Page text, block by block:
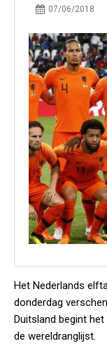
07/06/2018
Het Nederlands
donderdag
Duitsland begint
de wereldranglijst.